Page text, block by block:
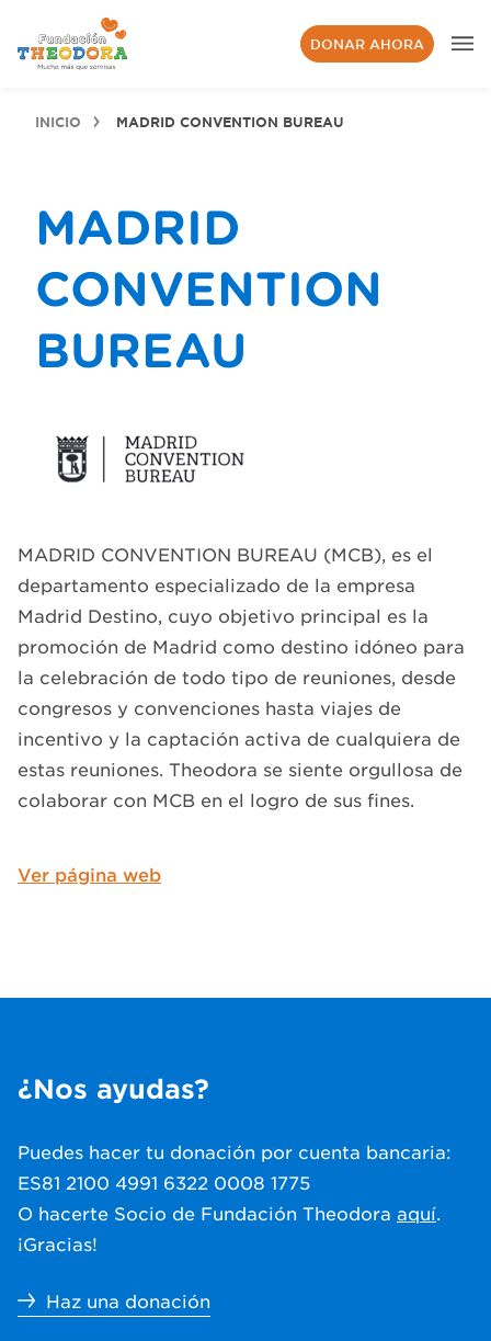
DONAR AHORA
INICIO MADRID CONVENTION BUREAU
MADRID
CONVENTION
BUREAU
MADRID CONVENTION BUREAU (MCB), es el
departamento especializado de la empresa
Madrid Destino, cuyo objetivo principal es la
promoción de Madrid como destino idóneo para
la celebración de todo tipo de reuniones, desde
congresos y convenciones hasta viajes de
incentivo y la captación activa de cualquiera de
estas reuniones. Theodora se siente orgullosa de
colaborar con MCB en el logro de sus fines.
Ver página web
¿Nos ayudas?
Puedes hacer tu donación por cuenta bancaria:
ES81 2100 4991 6322 0008 1775
O hacerte Socio de Fundación Theodora aquí.
¡Gracias!
Haz una donación